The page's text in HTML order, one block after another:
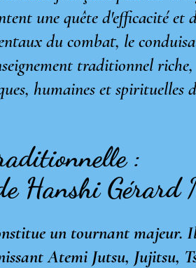
une quête d'efficacité et
du combat, le
traditionnel
humaines et spirituelles
:
Hanshi Gérard
un tournant majeur.
Atemi Jutsu, Jujitsu,